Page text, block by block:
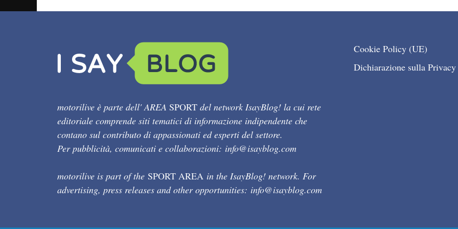
motorilive è parte dell' AREA SPORT del network IsayBlog! la cui rete
editoriale comprende siti tematici di informazione indipendente che
contano sul contributo di appassionati ed esperti del settore.
Per pubblicità, comunicati e collaborazioni: info@isayblog.com
motorilive is part of the SPORT AREA in the IsayBlog! network. For
advertising, press releases and other opportunities: info@isayblog.com
Cookie Policy (UE)
Dichiarazione sulla